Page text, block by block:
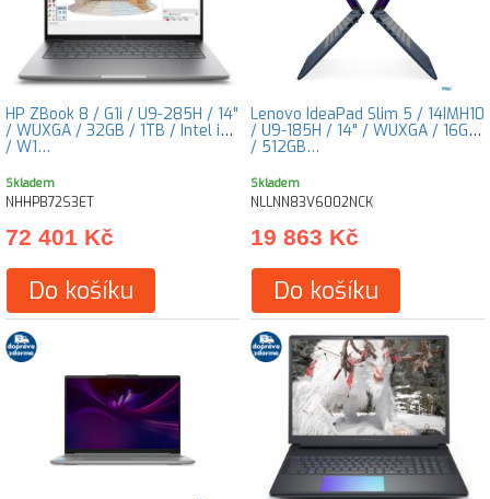
HP ZBook 8 / G1i / U9-285H / 14"
/ WUXGA / 32GB / 1TB / Intel int
/ W1…
Skladem
NHHPB72S3ET
72 401 Kč
Do košíku
Lenovo IdeaPad Slim 5 / 14IMH10
/ U9-185H / 14" / WUXGA / 16GB
/ 512GB…
Skladem
NLLNN83V6002NCK
19 863 Kč
Do košíku